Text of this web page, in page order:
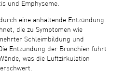
und Emphyseme.
eine anhaltende Entzündung
die zu Symptomen wie
Schleimbildung und
Entzündung der Bronchien führt
was die Luftzirkulation